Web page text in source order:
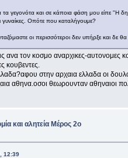
γεγονότα και σε κάποια φάση μου είπε "Η
γυναίκες. Οπότε που καταλήγουμε?
οι περισσότεροι δεν υπήρξε και δε θα
τον κοσμο αναρχικες-αυτονομες
κουβεντες.
στην αρχαια ελλαδα οι
αθηνα.οσοι θεωρουνταν αθηναιοι
και αλητεία Μέρος 2ο
12:39